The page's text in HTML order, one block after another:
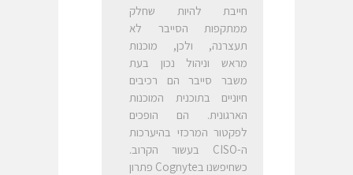
חייבת להיות שחלק
ממתקפות הסייבר לא
תעצרנה, ולכן, מוכנות
מראש וניהול נכון בעת
משבר סייבר הם רכיבים
חיוניים בתוכנית המוכנות
הארגונית. הם הופכים
לפקטור המרכזי בהיערכות
ה-CISO בעשור הקרוב.
כשחיפשנו בCognyte פתרון